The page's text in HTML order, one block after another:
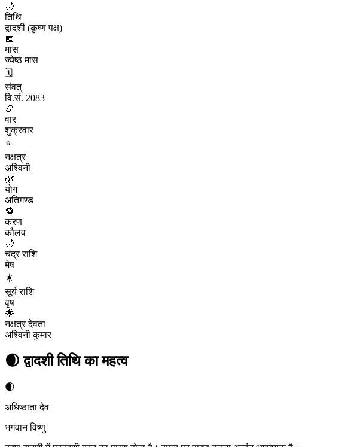
🌙
तिथि
द्वादशी (कृष्ण पक्ष)
📅
मास
ज्येष्ठ मास
🗓️
संवत्
वि.सं. 2083
📿
वार
शुक्रवार
⭐
नक्षत्र
अश्विनी
🌿
योग
अतिगण्ड
🔁
करण
कौलव
🌙
चंद्र राशि
मेष
☀️
सूर्य राशि
वृष
🌟
नक्षत्र देवता
अश्विनी कुमार
🌒 द्वादशी तिथि का महत्व
🌒
अधिष्ठाता देव
भगवान विष्णु